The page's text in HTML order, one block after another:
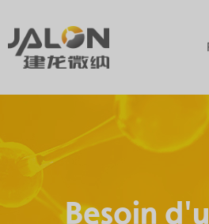
Besoin